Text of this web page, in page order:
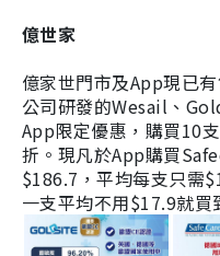
億世家
億家世門市及App現已
公司研發的Wesail、
App限定優惠，購買10
折。現凡於App購買
$186.7，平均每支只需
一支平均不用$17.9就買